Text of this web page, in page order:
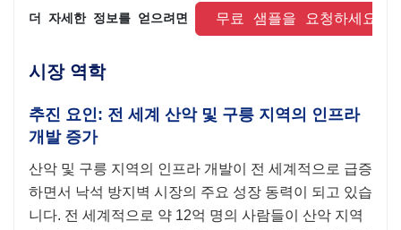
더 자세한 정보를 얻으려면 무료 샘플을 요청하세요
시장 역학
추진 요인: 전 세계 산악 및 구릉 지역의 인프라
개발 증가
산악 및 구릉 지역의 인프라 개발이 전 세계적으로 급증
하면서 낙석 방지벽 시장의 주요 성장 동력이 되고 있습
니다. 전 세계적으로 약 12억 명의 사람들이 산악 지역